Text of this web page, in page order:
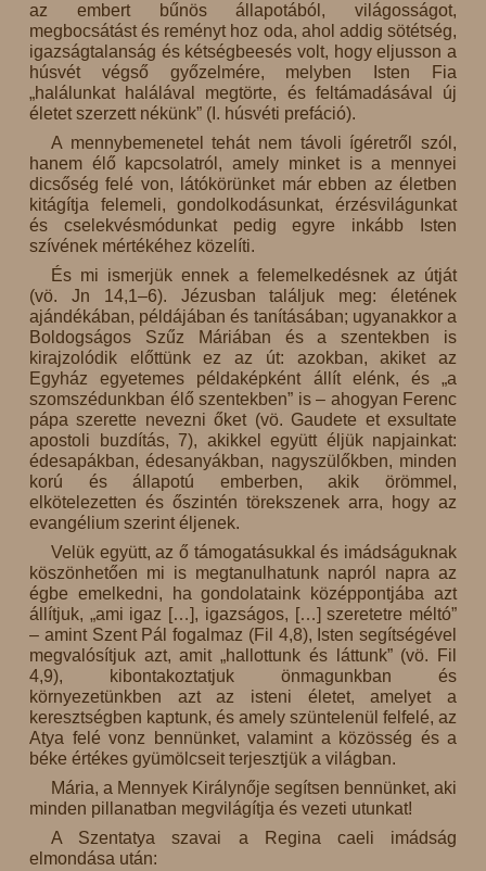
az embert bűnös állapotából, világosságot,
megbocsátást és reményt hoz oda, ahol addig sötétség,
igazságtalanság és kétségbeesés volt, hogy eljusson a
húsvét végső győzelmére, melyben Isten Fia
„halálunkat halálával megtörte, és feltámadásával új
életet szerzett nékünk” (I. húsvéti prefáció).
A mennybemenetel tehát nem távoli ígéretről szól,
hanem élő kapcsolatról, amely minket is a mennyei
dicsőség felé von, látókörünket már ebben az életben
kitágítja felemeli, gondolkodásunkat, érzésvilágunkat
és cselekvésmódunkat pedig egyre inkább Isten
szívének mértékéhez közelíti.
És mi ismerjük ennek a felemelkedésnek az útját
(vö. Jn 14,1–6). Jézusban találjuk meg: életének
ajándékában, példájában és tanításában; ugyanakkor a
Boldogságos Szűz Máriában és a szentekben is
kirajzolódik előttünk ez az út: azokban, akiket az
Egyház egyetemes példaképként állít elénk, és „a
szomszédunkban élő szentekben” is – ahogyan Ferenc
pápa szerette nevezni őket (vö. Gaudete et exsultate
apostoli buzdítás, 7), akikkel együtt éljük napjainkat:
édesapákban, édesanyákban, nagyszülőkben, minden
korú és állapotú emberben, akik örömmel,
elkötelezetten és őszintén törekszenek arra, hogy az
evangélium szerint éljenek.
Velük együtt, az ő támogatásukkal és imádságuknak
köszönhetően mi is megtanulhatunk napról napra az
égbe emelkedni, ha gondolataink középpontjába azt
állítjuk, „ami igaz […], igazságos, […] szeretetre méltó”
– amint Szent Pál fogalmaz (Fil 4,8), Isten segítségével
megvalósítjuk azt, amit „hallottunk és láttunk” (vö. Fil
4,9), kibontakoztatjuk önmagunkban és
környezetünkben azt az isteni életet, amelyet a
keresztségben kaptunk, és amely szüntelenül felfelé, az
Atya felé vonz bennünket, valamint a közösség és a
béke értékes gyümölcseit terjesztjük a világban.
Mária, a Mennyek Királynője segítsen bennünket, aki
minden pillanatban megvilágítja és vezeti utunkat!
A Szentatya szavai a Regina caeli imádság
elmondása után: